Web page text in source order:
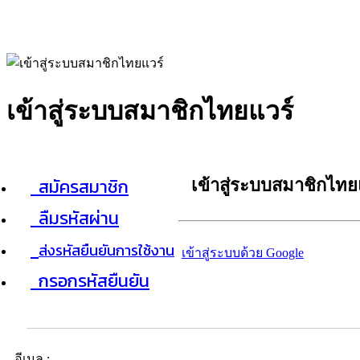
เข้าสู่ระบบสมาชิกไทยแวร์
สมัครสมาชิก
ลืมรหัสผ่าน
ส่งรหัสยืนยันการใช้งาน
กรอกรหัสยืนยัน
เข้าสู่ระบบสมาชิกไท
เข้าสู่ระบบด้วย Google